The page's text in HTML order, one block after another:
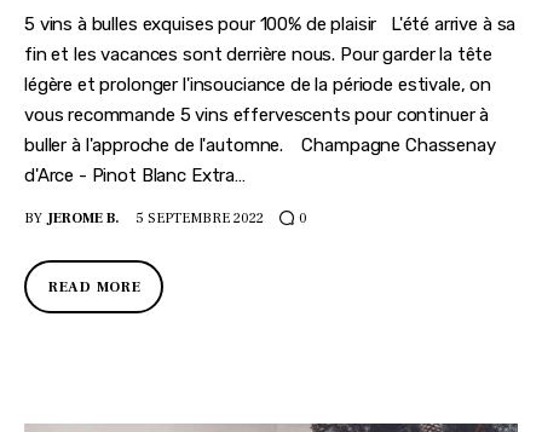
5 vins à bulles exquises pour 100% de plaisir L'été arrive à sa
fin et les vacances sont derrière nous. Pour garder la tête
légère et prolonger l'insouciance de la période estivale, on
vous recommande 5 vins effervescents pour continuer à
buller à l'approche de l'automne. Champagne Chassenay
d'Arce - Pinot Blanc Extra…
BY JEROME B. 5 SEPTEMBRE 2022 0
READ MORE